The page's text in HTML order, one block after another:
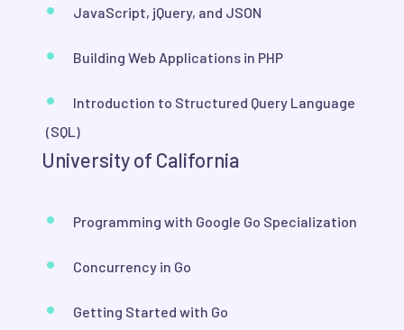
JavaScript, jQuery, and JSON
Building Web Applications in PHP
Introduction to Structured Query Language
(SQL)
University of California
Programming with Google Go Specialization
Concurrency in Go
Getting Started with Go